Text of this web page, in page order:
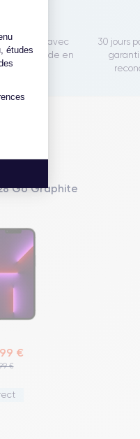
études
France
direct avec
rapide en
30 jours
Go Graphite
€
€